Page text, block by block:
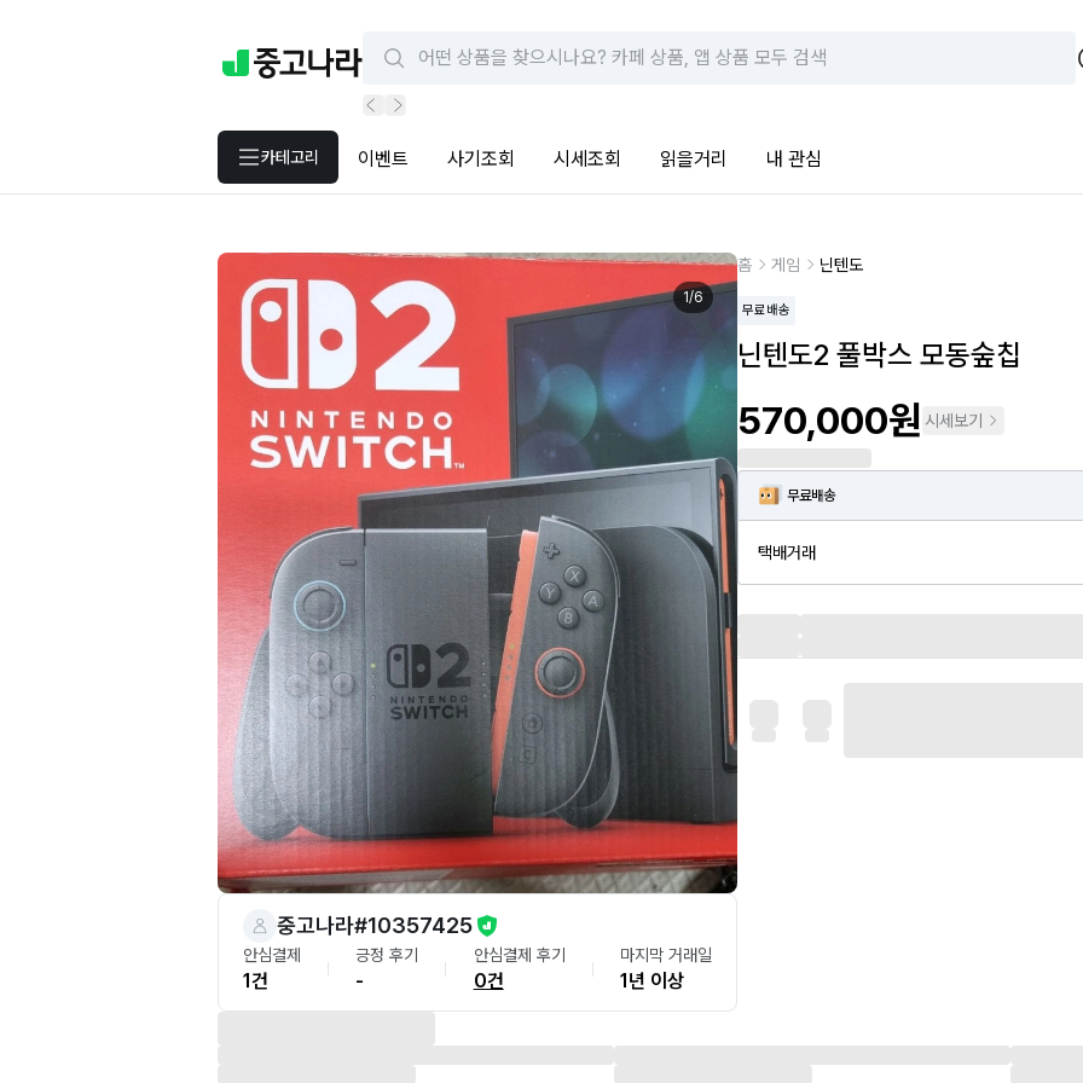
카테고리 이벤트 사기조회 시세조회 읽을거리 내 관심
1/6
중고나라#10357425
안심결제
1건
긍정 후기
-
안심결제 후기
0건
마지막 거래일
1년 이상
홈 게임 닌텐도
무료배송
닌텐도2 풀박스 모동숲칩
570,000원 시세보기
무료배송
택배거래